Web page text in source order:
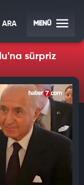
ARA MENÜ
sürpriz